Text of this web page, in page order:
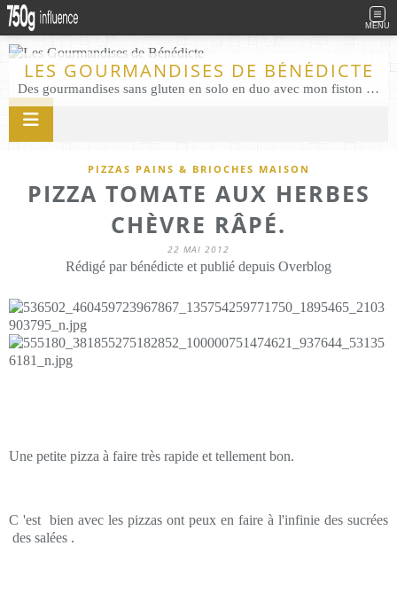
MENU
LES GOURMANDISES DE BÉNÉDICTE
Des gourmandises sans gluten en solo en duo avec mon fiston . Salé comme Sucré sans gluten éco responsable Les Gourmandises de Bénédicte gâteau produits locaux
PIZZAS PAINS & BRIOCHES MAISON
PIZZA TOMATE AUX HERBES
CHÈVRE RÂPÉ.
22 MAI 2012
Rédigé par bénédicte et publié depuis Overblog
Une petite pizza à faire très rapide et tellement bon.
C 'est bien avec les pizzas ont peux en faire à l'infinie des sucrées
des salées .